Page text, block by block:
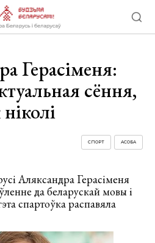
Герасіменя:
сёння,
АСОБА
СПОРТ
Аляксандра Герасіменя
да беларускай мовы і
спартоўка распавяла